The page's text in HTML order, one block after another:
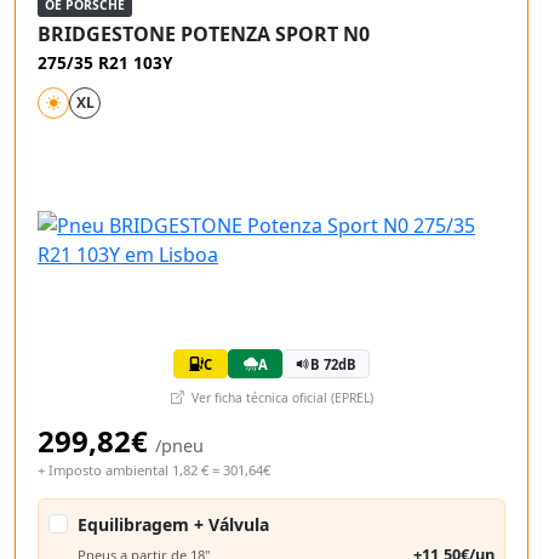
OE PORSCHE
BRIDGESTONE POTENZA SPORT N0
275/35 R21 103Y
XL
C A B 72dB
Ver ficha técnica oficial (EPREL)
299,82€ /pneu
+ Imposto ambiental 1,82 € = 301,64€
Equilibragem + Válvula
Pneus a partir de 18" +11,50€/un